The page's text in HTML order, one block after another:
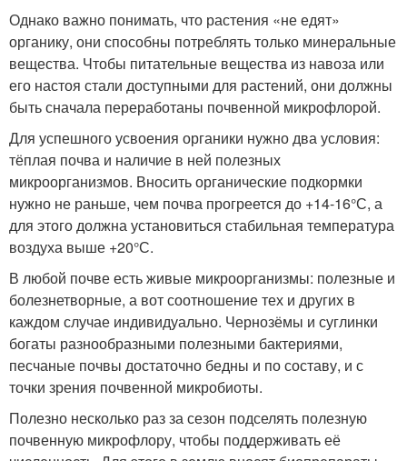
Однако важно понимать, что растения «не едят»
органику, они способны потреблять только минеральные
вещества. Чтобы питательные вещества из навоза или
его настоя стали доступными для растений, они должны
быть сначала переработаны почвенной микрофлорой.
Для успешного усвоения органики нужно два условия:
тёплая почва и наличие в ней полезных
микроорганизмов. Вносить органические подкормки
нужно не раньше, чем почва прогреется до +14-16°С, а
для этого должна установиться стабильная температура
воздуха выше +20°С.
В любой почве есть живые микроорганизмы: полезные и
болезнетворные, а вот соотношение тех и других в
каждом случае индивидуально. Чернозёмы и суглинки
богаты разнообразными полезными бактериями,
песчаные почвы достаточно бедны и по составу, и с
точки зрения почвенной микробиоты.
Полезно несколько раз за сезон подселять полезную
почвенную микрофлору, чтобы поддерживать её